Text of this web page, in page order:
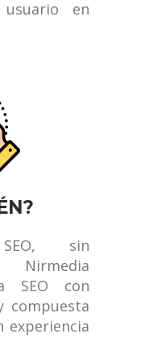
en
sin
Nirmedia
SEO con
compuesta
experiencia